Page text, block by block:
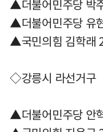
▲더불어민주당 박
▲더불어민주당 유
▲국민의힘 김학래
◇강릉시 라선거구
▲더불어민주당 안